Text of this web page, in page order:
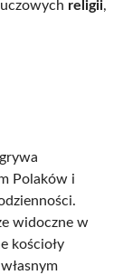
religii,
Polaków i
widoczne w
kościoły